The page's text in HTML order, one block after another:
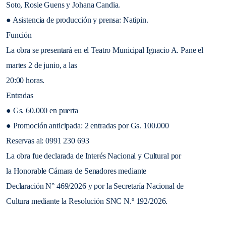
Soto, Rosie Guens y Johana Candia.
● Asistencia de producción y prensa: Natipin.
Función
La obra se presentará en el Teatro Municipal Ignacio A. Pane el
martes 2 de junio, a las
20:00 horas.
Entradas
● Gs. 60.000 en puerta
● Promoción anticipada: 2 entradas por Gs. 100.000
Reservas al: 0991 230 693
La obra fue declarada de Interés Nacional y Cultural por
la Honorable Cámara de Senadores mediante
Declaración N° 469/2026 y por la Secretaría Nacional de
Cultura mediante la Resolución SNC N.º 192/2026.